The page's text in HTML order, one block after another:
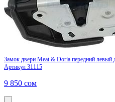
Замок двери Meat & Doria передний
Артикул 31115
9 850 сом